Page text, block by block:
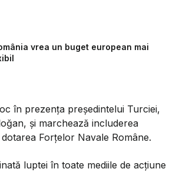
vrea un buget european mai
în prezența președintelui Turciei,
și marchează includerea
Forțelor Navale Române.
luptei în toate mediile de acțiune